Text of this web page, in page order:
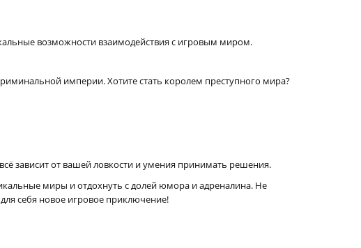
возможности взаимодействия с игровым миром.
империи. Хотите стать королем преступного мира?
зависит от вашей ловкости и умения принимать решения.
миры и отдохнуть с долей юмора и адреналина. Не
себя новое игровое приключение!